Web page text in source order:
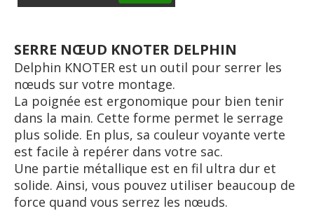
SERRE NŒUD KNOTER DELPHIN
Delphin KNOTER est un outil pour serrer les
nœuds sur votre montage.
La poignée est ergonomique pour bien tenir
dans la main. Cette forme permet le serrage
plus solide. En plus, sa couleur voyante verte
est facile à repérer dans votre sac.
Une partie métallique est en fil ultra dur et
solide. Ainsi, vous pouvez utiliser beaucoup de
force quand vous serrez les nœuds.